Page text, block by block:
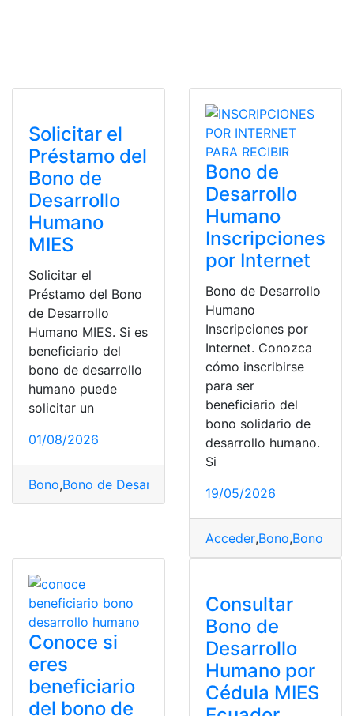
Solicitar el
Préstamo del
Bono de
Desarrollo
Humano
MIES
Solicitar el
Préstamo del Bono
de Desarrollo
Humano MIES. Si es
beneficiario del
bono de desarrollo
humano puede
solicitar un
01/08/2026
Bono,Bono de Desarrollo Humano ,mies , Préstamo
Bono de
Desarrollo
Humano
Inscripciones
por Internet
Bono de Desarrollo
Humano
Inscripciones por
Internet. Conozca
cómo inscribirse
para ser
beneficiario del
bono solidario de
desarrollo humano.
Si
19/05/2026
Acceder,Bono,Bono
Conoce si
eres
beneficiario
del bono de
Consultar
Bono de
Desarrollo
Humano por
Cédula MIES